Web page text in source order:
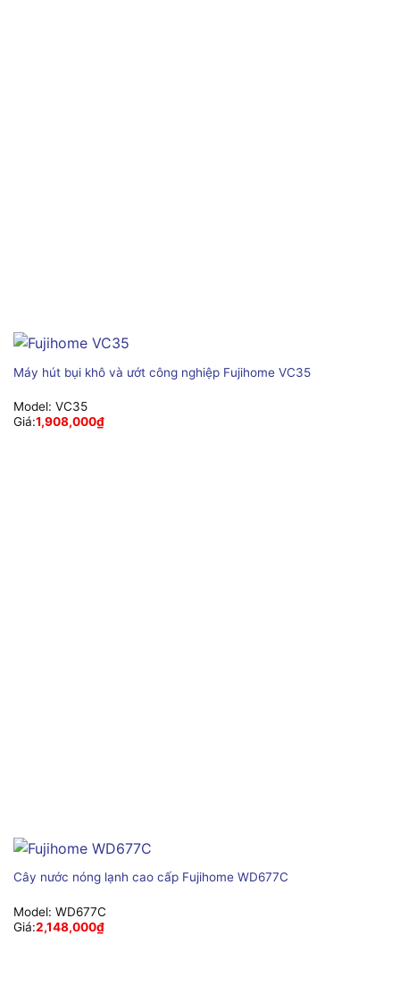
Máy hút bụi khô và ướt công nghiệp Fujihome VC35
Model: VC35
Giá:1,908,000₫
Cây nước nóng lạnh cao cấp Fujihome WD677C
Model: WD677C
Giá:2,148,000₫